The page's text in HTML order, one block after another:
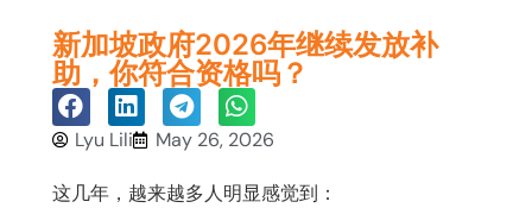
新加坡政府2026年继续发放补
助，你符合资格吗？
Lyu Lili May 26, 2026
这几年，越来越多人明显感觉到：